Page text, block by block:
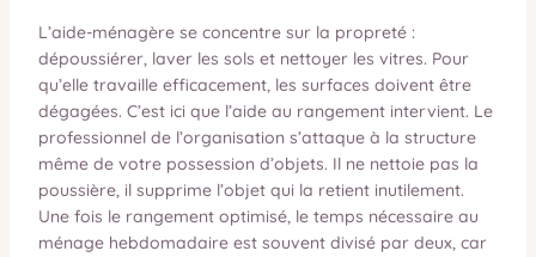
L’aide-ménagère se concentre sur la propreté :
dépoussiérer, laver les sols et nettoyer les vitres. Pour
qu’elle travaille efficacement, les surfaces doivent être
dégagées. C’est ici que l’aide au rangement intervient. Le
professionnel de l’organisation s’attaque à la structure
même de votre possession d’objets. Il ne nettoie pas la
poussière, il supprime l’objet qui la retient inutilement.
Une fois le rangement optimisé, le temps nécessaire au
ménage hebdomadaire est souvent divisé par deux, car